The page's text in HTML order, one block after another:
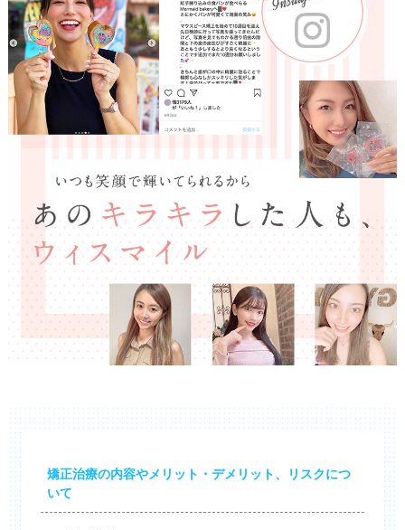
矯正治療の内容やメリット・デメリット、リスクにつ
いて